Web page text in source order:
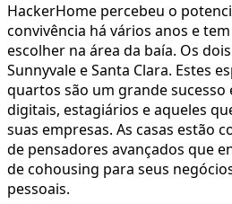
HackerHome percebeu o
convivência há vários anos e
escolher na área da baía. Os
Sunnyvale e Santa Clara. Estes
quartos são um grande sucesso
digitais, estagiários e aqueles
suas empresas. As casas estão
de pensadores avançados que
de cohousing para seus
pessoais.